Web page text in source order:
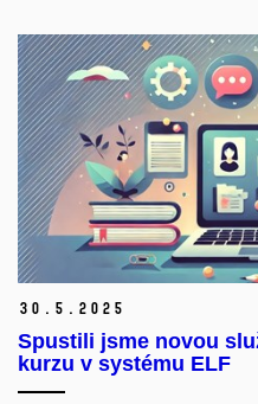
30. 5. 2025
Spustili jsme novou
kurzu v systému ELF